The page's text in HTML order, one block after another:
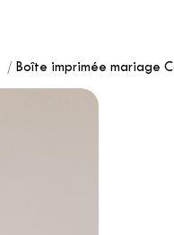
Boîte imprimée mariage